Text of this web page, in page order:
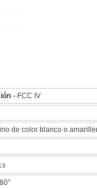
--FCC IV
de color blanco o